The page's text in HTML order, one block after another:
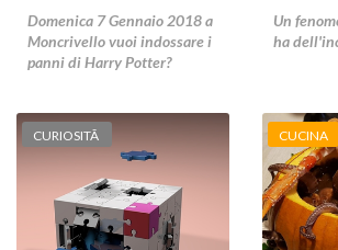
Domenica 7 Gennaio 2018 a
Moncrivello vuoi indossare i
panni di Harry Potter?
Un
ha
CURIOSITÃ CUCINA